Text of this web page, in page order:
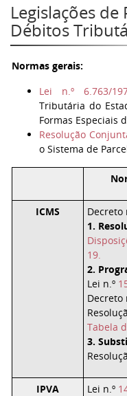
Legislações
Débitos
Normas gerais:
Lei n.º 6.763/
Tributária do
Formas Especiais
Resolução
o Sistema de
ICMS Decreto
1.
19.
2.
Lei n.º
Decreto
Tabela
3.
IPVA Lei n.º